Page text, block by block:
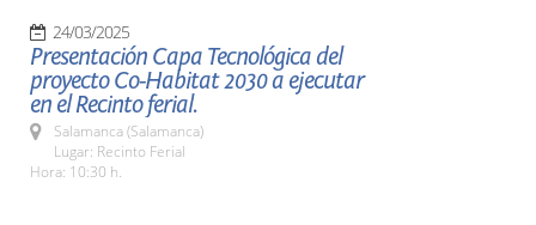
24/03/2025
Presentación Capa Tecnológica del
proyecto Co-Habitat 2030 a ejecutar
en el Recinto ferial.
Salamanca (Salamanca)
Lugar: Recinto Ferial
Hora: 10:30 h.